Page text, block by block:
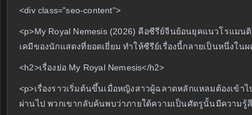
<div class="seo-content">
<p>My Royal Nemesis (2026) คือซีรีย์จีนย้อนยุคแนวโรแม
เคมีของนักแสดงที่ยอดเยี่ยม ทำให้ซีรีย์เรื่องนี้กลายเป็นหนึ่งใ
<h2>เรื่องย่อ My Royal Nemesis</h2>
<p>เรื่องราวเริ่มต้นขึ้นเมื่อหญิงสาวผู้ฉลาดหลักแหลมต้องเข้า
ผ่านไป พวกเขากลับค้นพบว่าภายใต้ความเป็นศัตรูนั้นมีความรู้